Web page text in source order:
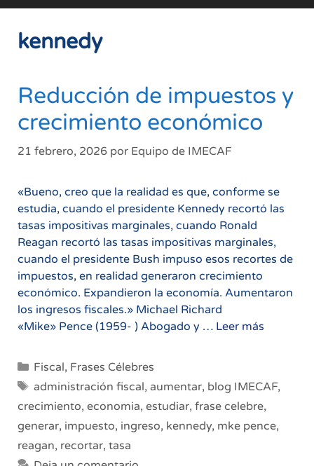
contenido
kennedy
Reducción de impuestos y
crecimiento económico
21 febrero, 2026 por Equipo de IMECAF
«Bueno, creo que la realidad es que, conforme se
estudia, cuando el presidente Kennedy recortó las
tasas impositivas marginales, cuando Ronald
Reagan recortó las tasas impositivas marginales,
cuando el presidente Bush impuso esos recortes de
impuestos, en realidad generaron crecimiento
económico. Expandieron la economía. Aumentaron
los ingresos fiscales.» Michael Richard
«Mike» Pence (1959- ) Abogado y … Leer más
Categorías
Fiscal, Frases Célebres
Etiquetas
administración fiscal, aumentar, blog IMECAF,
crecimiento, economia, estudiar, frase celebre,
generar, impuesto, ingreso, kennedy, mke pence,
reagan, recortar, tasa